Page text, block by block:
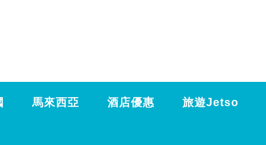
馬來西亞 酒店優惠 旅遊Jetso